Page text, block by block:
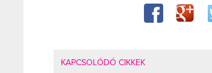
KAPCSOLÓDÓ CIKKEK